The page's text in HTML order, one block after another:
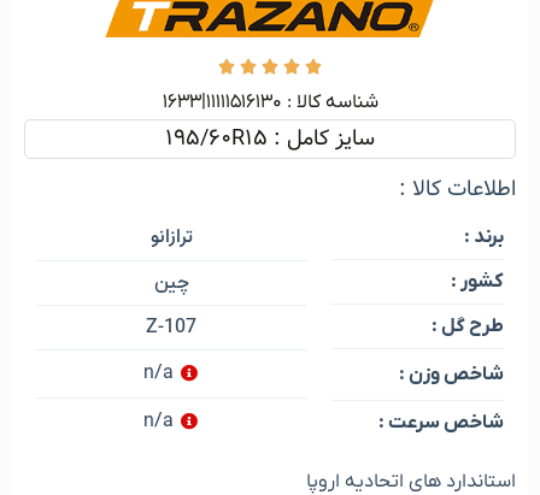





شناسه کالا :‌ ۱۱۱۱۱۵۱۶۱۳۰|۱۶۳۳
سایز کامل : 195/60R15
اطلاعات کالا :
برند :
کشور :
طرح گل :
شاخص وزن :
شاخص سرعت :
ترازانو
چین
Z-107
n/a
n/a
استاندارد های اتحادیه اروپا